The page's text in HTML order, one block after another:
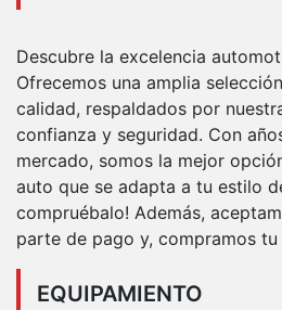
Descubre la excelencia
Ofrecemos una amplia
calidad, respaldados por
confianza y seguridad. Con
mercado, somos la mejor
auto que se adapta a tu estilo
compruébalo! Además,
parte de pago y, compramos
EQUIPAMIENTO